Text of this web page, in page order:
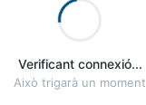
Verificant connexió...
Això trigarà un moment